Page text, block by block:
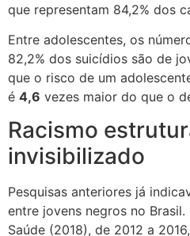
que representam 84,2% dos
Entre adolescentes, os
82,2% dos suicídios são de
que o risco de um
é 4,6 vezes maior do que o
Racismo
invisibilizado
Pesquisas anteriores já
entre jovens negros no
Saúde (2018), de 2012 a